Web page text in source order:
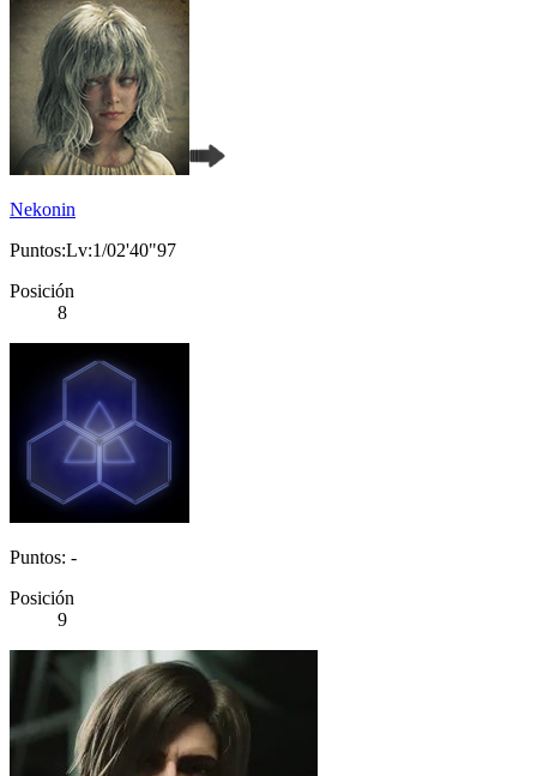
Nekonin
Puntos:Lv:1/02'40"97
Posición
8
Puntos: -
Posición
9